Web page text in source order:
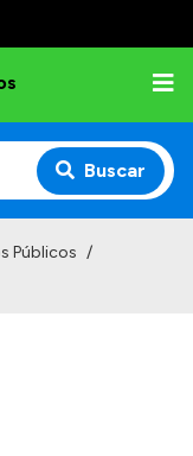
Buscar
Públicos /